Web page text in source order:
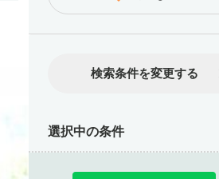
検索条件を変更する
選択中の条件